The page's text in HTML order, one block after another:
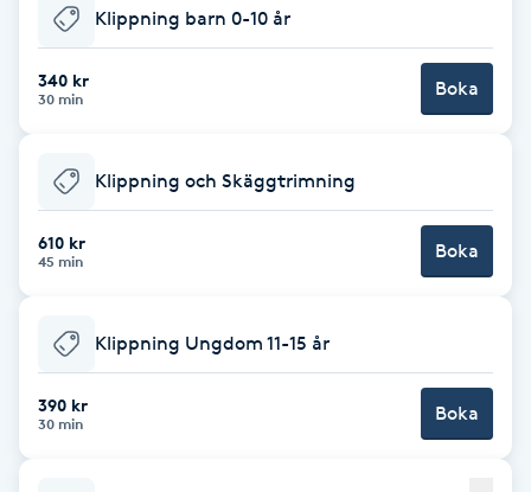
Babylights
Balayage
Bambumassage
Barber
Barnklippning
BIAB
Klippning barn 0-10 år
340 kr
30 min Boka
Klippning och Skäggtrimning
610 kr
45 min Boka
Klippning Ungdom 11-15 år
390 kr
30 min Boka